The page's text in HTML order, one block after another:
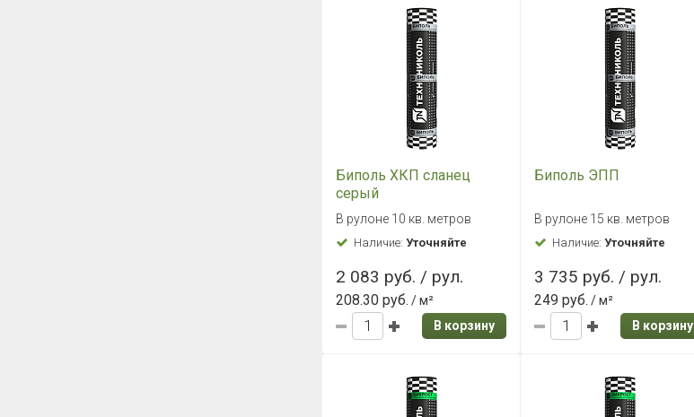
Биполь ХКП сланец
серый
В рулоне 10 кв. метров
Наличие: Уточняйте
2 083 руб. / рул.
208.30 руб. / м²
В корзину
Биполь ЭПП
В рулоне 15 кв. метров
Наличие:Уточняйте
3 735 руб. / рул.
249 руб. / м²
В корзину